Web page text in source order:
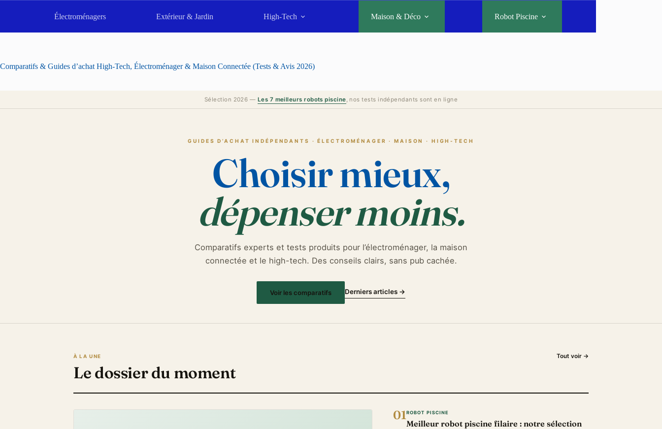
Électroménagers Extérieur & Jardin High-Tech Maison & Déco Robot Piscine
Comparatifs & Guides d’achat High-Tech, Électroménager & Maison Connectée (Tests & Avis 2026)
Sélection 2026 — Les 7 meilleurs robots piscine , nos tests indépendants sont en ligne
GUIDES D’ACHAT INDÉPENDANTS · ÉLECTROMÉNAGER · MAISON · HIGH-TECH
Choisir mieux,
dépenser moins.
Comparatifs experts et tests produits pour l’électroménager, la maison
connectée et le high-tech. Des conseils clairs, sans pub cachée.
Voir les comparatifs Derniers articles →
À LA UNE
Le dossier du moment
Tout voir →
01ROBOT PISCINE
Meilleur robot piscine filaire : notre sélection